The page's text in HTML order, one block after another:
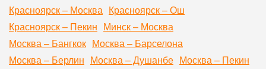
Красноярск – Москва Красноярск – Ош
Красноярск – Пекин Минск – Москва
Москва – Бангкок Москва – Барселона
Москва – Берлин Москва – Душанбе Москва – Пекин